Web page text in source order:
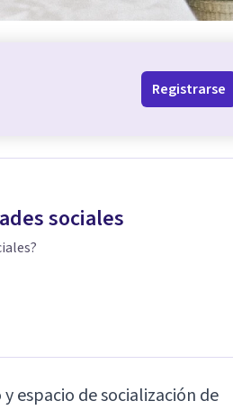
Registrarse
sociales
espacio de socialización de